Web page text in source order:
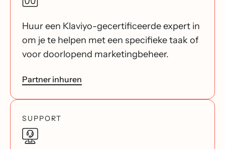
Huur een Klaviyo-gecertificeerde expert in
om je te helpen met een specifieke taak of
voor doorlopend marketingbeheer.
Partner inhuren
SUPPORT